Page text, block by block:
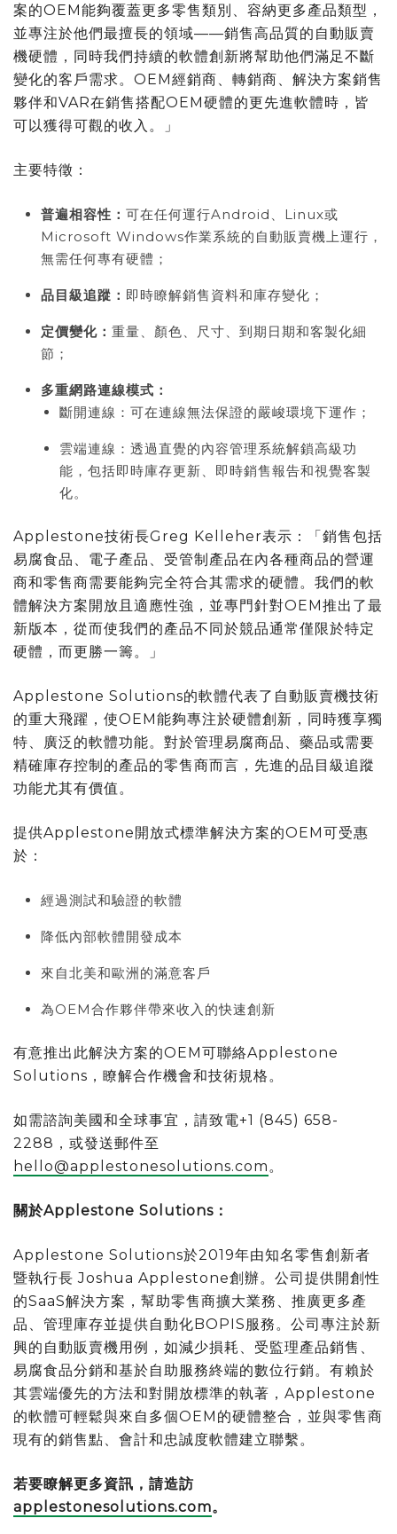
案的OEM能夠覆蓋更多零售類別、容納更多產品類型，
並專注於他們最擅長的領域——銷售高品質的自動販賣
機硬體，同時我們持續的軟體創新將幫助他們滿足不斷
變化的客戶需求。OEM經銷商、轉銷商、解決方案銷售
夥伴和VAR在銷售搭配OEM硬體的更先進軟體時，皆
可以獲得可觀的收入。」
主要特徵：
普遍相容性： 可在任何運行Android、Linux或
Microsoft Windows作業系統的自動販賣機上運行，
無需任何專有硬體；
品目級追蹤： 即時瞭解銷售資料和庫存變化；
定價變化： 重量、顏色、尺寸、到期日期和客製化細
節；
多重網路連線模式：
斷開連線：可在連線無法保證的嚴峻環境下運作；
雲端連線：透過直覺的內容管理系統解鎖高級功
能，包括即時庫存更新、即時銷售報告和視覺客製
化。
Applestone技術長Greg Kelleher表示：「銷售包括
易腐食品、電子產品、受管制產品在內各種商品的營運
商和零售商需要能夠完全符合其需求的硬體。我們的軟
體解決方案開放且適應性強，並專門針對OEM推出了最
新版本，從而使我們的產品不同於競品通常僅限於特定
硬體，而更勝一籌。」
Applestone Solutions的軟體代表了自動販賣機技術
的重大飛躍，使OEM能夠專注於硬體創新，同時獲享獨
特、廣泛的軟體功能。對於管理易腐商品、藥品或需要
精確庫存控制的產品的零售商而言，先進的品目級追蹤
功能尤其有價值。
提供Applestone開放式標準解決方案的OEM可受惠
於：
經過測試和驗證的軟體
降低內部軟體開發成本
來自北美和歐洲的滿意客戶
為OEM合作夥伴帶來收入的快速創新
有意推出此解決方案的OEM可聯絡Applestone
Solutions，瞭解合作機會和技術規格。
如需諮詢美國和全球事宜，請致電+1 (845) 658-
2288，或發送郵件至
hello@applestonesolutions.com 。
關於Applestone Solutions：
Applestone Solutions於2019年由知名零售創新者
暨執行長 Joshua Applestone創辦。公司提供開創性
的SaaS解決方案，幫助零售商擴大業務、推廣更多產
品、管理庫存並提供自動化BOPIS服務。公司專注於新
興的自動販賣機用例，如減少損耗、受監理產品銷售、
易腐食品分銷和基於自助服務終端的數位行銷。有賴於
其雲端優先的方法和對開放標準的執著，Applestone
的軟體可輕鬆與來自多個OEM的硬體整合，並與零售商
現有的銷售點、會計和忠誠度軟體建立聯繫。
若要瞭解更多資訊，請造訪
applestonesolutions.com。